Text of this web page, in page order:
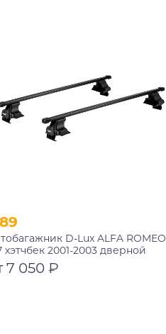
D-Lux ALFA ROMEO
хэтчбек 2001-2003 дверной
прямоугольный с замком
7 050 ₽